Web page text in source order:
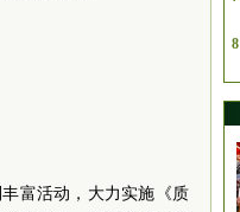
富活动，大力实施《质
8